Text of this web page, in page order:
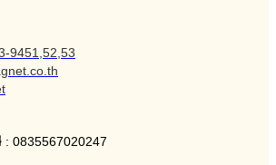
9451,52,53
: 0835567020247